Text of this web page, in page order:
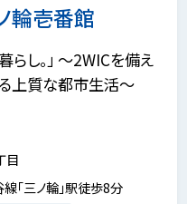
輪壱番館
らし。」 ～2WICを備え
上質な都市生活～
目
「三ノ輪」駅徒歩8分